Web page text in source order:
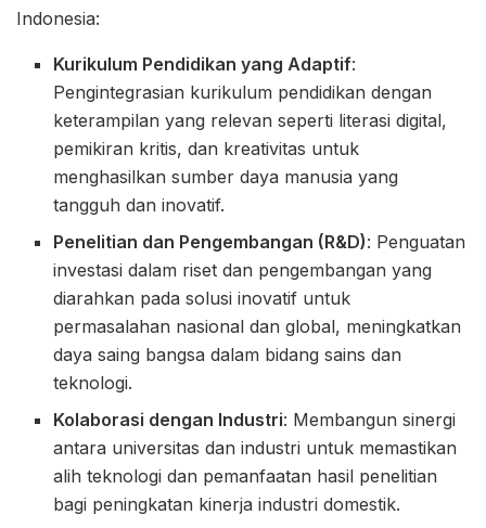
Indonesia:
Kurikulum Pendidikan yang Adaptif:
Pengintegrasian kurikulum pendidikan dengan
keterampilan yang relevan seperti literasi digital,
pemikiran kritis, dan kreativitas untuk
menghasilkan sumber daya manusia yang
tangguh dan inovatif.
Penelitian dan Pengembangan (R&D): Penguatan
investasi dalam riset dan pengembangan yang
diarahkan pada solusi inovatif untuk
permasalahan nasional dan global, meningkatkan
daya saing bangsa dalam bidang sains dan
teknologi.
Kolaborasi dengan Industri: Membangun sinergi
antara universitas dan industri untuk memastikan
alih teknologi dan pemanfaatan hasil penelitian
bagi peningkatan kinerja industri domestik.